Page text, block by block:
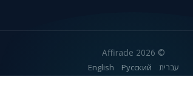
©
2026 Affiracle
עברית English Русский